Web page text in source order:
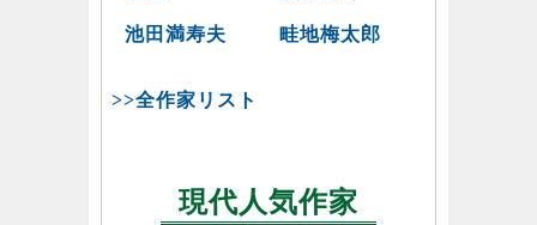
池田満寿夫 畦地梅太郎
>>全作家リスト
現代人気作家